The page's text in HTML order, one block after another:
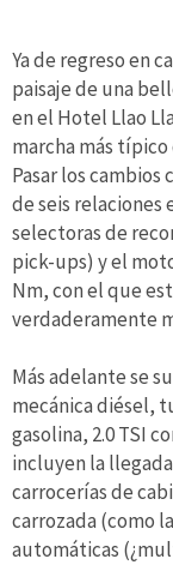
Ya de regreso en
paisaje de una
en el Hotel Llao
marcha más
Pasar los cambios
de seis relaciones
selectoras de
pick-ups) y el
Nm, con el que
verdaderamente
Más adelante se
mecánica diésel,
gasolina, 2.0 TSI
incluyen la
carrocerías de
carrozada (como
automáticas